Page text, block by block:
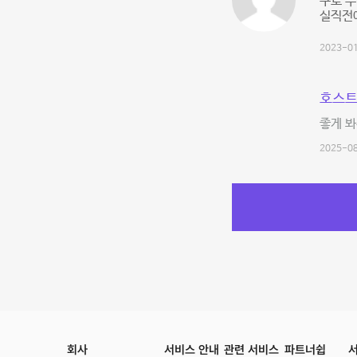
실직전
2023-
호스
좋게
2025-
회사 서비스 안내 관련 서비스 파트너쉽